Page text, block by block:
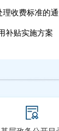
理收费标准的
补贴实施方案